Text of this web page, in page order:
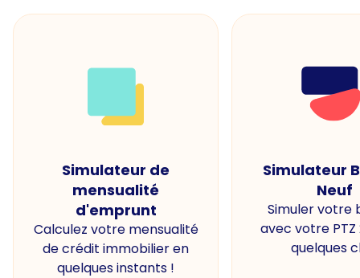
Simulateur de
mensualité
d'emprunt
Calculez votre mensualité
de crédit immobilier en
quelques instants !
Simulateur
Neuf
Simuler votre
avec votre PTZ
quelques